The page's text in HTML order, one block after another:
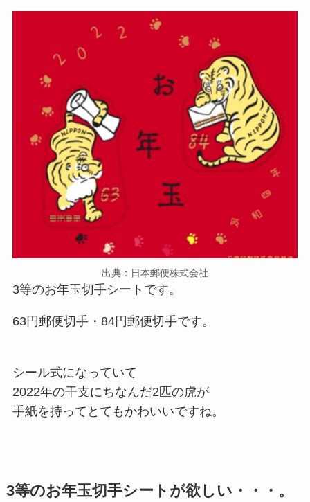
出典：日本郵便株式会社
3等のお年玉切手シートです。
63円郵便切手・84円郵便切手です。
シール式になっていて
2022年の干支にちなんだ2匹の虎が
手紙を持ってとてもかわいいですね。
3等のお年玉切手シートが欲しい・・・。